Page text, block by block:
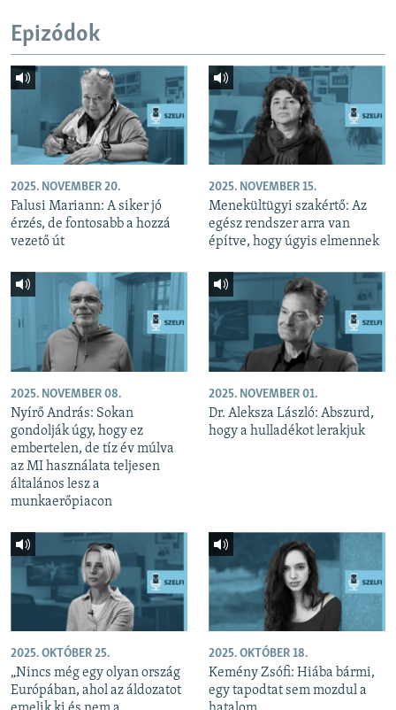
Epizódok
2025. NOVEMBER 20.
Falusi Mariann: A siker jó
érzés, de fontosabb a hozzá
vezető út
2025. NOVEMBER 15.
Menekültügyi szakértő: Az
egész rendszer arra van
építve, hogy úgyis elmennek
2025. NOVEMBER 08.
Nyírő András: Sokan
gondolják úgy, hogy ez
embertelen, de tíz év múlva
az MI használata teljesen
általános lesz a
munkaerőpiacon
2025. NOVEMBER 01.
Dr. Aleksza László: Abszurd,
hogy a hulladékot lerakjuk
2025. OKTÓBER 25.
„Nincs még egy olyan ország
Európában, ahol az áldozatot
2025. OKTÓBER 18.
Kemény Zsófi: Hiába bármi,
egy tapodtat sem mozdul a